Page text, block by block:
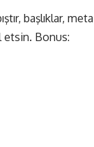
başlıklar, meta
etsin. Bonus: